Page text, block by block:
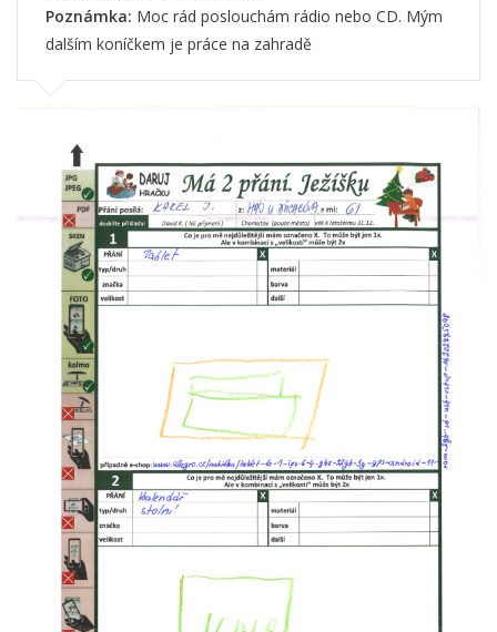
Poznámka: Moc rád poslouchám rádio nebo CD. Mým
dalším koníčkem je práce na zahradě